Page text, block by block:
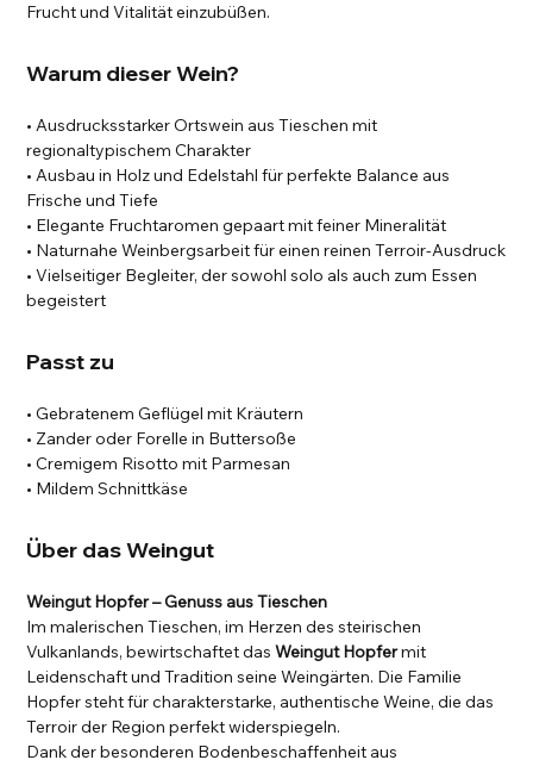
Frucht und Vitalität einzubüßen.
Warum dieser Wein?
• Ausdrucksstarker Ortswein aus Tieschen mit
regionaltypischem Charakter
• Ausbau in Holz und Edelstahl für perfekte Balance aus
Frische und Tiefe
• Elegante Fruchtaromen gepaart mit feiner Mineralität
• Naturnahe Weinbergsarbeit für einen reinen Terroir-Ausdruck
• Vielseitiger Begleiter, der sowohl solo als auch zum Essen
begeistert
Passt zu
• Gebratenem Geflügel mit Kräutern
• Zander oder Forelle in Buttersoße
• Cremigem Risotto mit Parmesan
• Mildem Schnittkäse
Über das Weingut
Weingut Hopfer – Genuss aus Tieschen
Im malerischen Tieschen, im Herzen des steirischen
Vulkanlands, bewirtschaftet dasWeingut Hopfermit
Leidenschaft und Tradition seine Weingärten. Die Familie
Hopfer steht für charakterstarke, authentische Weine, die das
Terroir der Region perfekt widerspiegeln.
Dank der besonderen Bodenbeschaffenheit aus